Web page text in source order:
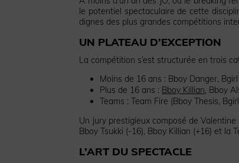
le potentiel spectaculaire de cette
dignes des plus grandes compétitions
UN PLATEAU D’EXCEPTION
La compétition s’est structurée en trois
Moins de 16 ans : Bboy Danger,
Plus de 16 ans : Bboy Killian, Bboy
Teams : Team Fire (Bboy Thesis,
Un jury prestigieux composé de
Bboy Tsukki (-16), Bboy Killian (+16) et la
L’ART DU SPECTACLE